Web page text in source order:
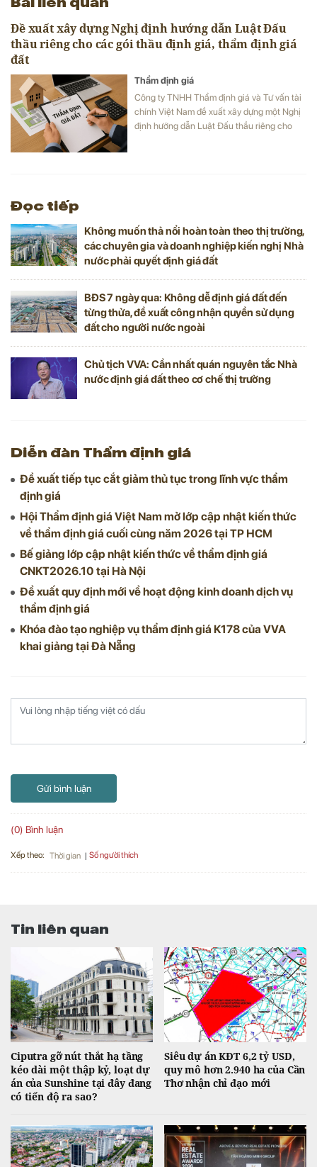
Đề xuất xây dựng Nghị định hướng dẫn Luật Đấu
thầu riêng cho các gói thầu định giá, thẩm định giá
đất
Thẩm định giá
Công ty TNHH Thẩm định giá và Tư vấn tài
chính Việt Nam đề xuất xây dựng một Nghị
định hướng dẫn Luật Đấu thầu riêng cho
Đọc tiếp
Không muốn thả nổi hoàn toàn theo thị trường,
các chuyên gia và doanh nghiệp kiến nghị Nhà
nước phải quyết định giá đất
BĐS 7 ngày qua: Không dễ định giá đất đến
từng thửa, đề xuất công nhận quyền sử dụng
đất cho người nước ngoài
Chủ tịch VVA: Cần nhất quán nguyên tắc Nhà
nước định giá đất theo cơ chế thị trường
Diễn đàn Thẩm định giá
Đề xuất tiếp tục cắt giảm thủ tục trong lĩnh vực thẩm
định giá
Hội Thẩm định giá Việt Nam mở lớp cập nhật kiến thức
về thẩm định giá cuối cùng năm 2026 tại TP HCM
Bế giảng lớp cập nhật kiến thức về thẩm định giá
CNKT2026.10 tại Hà Nội
Đề xuất quy định mới về hoạt động kinh doanh dịch vụ
thẩm định giá
Khóa đào tạo nghiệp vụ thẩm định giá K178 của VVA
khai giảng tại Đà Nẵng
Gửi bình luận
(0) Bình luận
Xếp theo: Thời gian Số người thích
Tin liên quan
Ciputra gỡ nút thắt hạ tầng
kéo dài một thập kỷ, loạt dự
án của Sunshine tại đây đang
có tiến độ ra sao?
Siêu dự án KĐT 6,2 tỷ USD,
quy mô hơn 2.940 ha của Cần
Thơ nhận chỉ đạo mới